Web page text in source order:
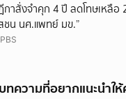
กาสั่งจำคุก 4 ปี ลดโทษเหลือ
ชน นศ.แพทย์ มข.”
ทความที่อยากแนะนำใ